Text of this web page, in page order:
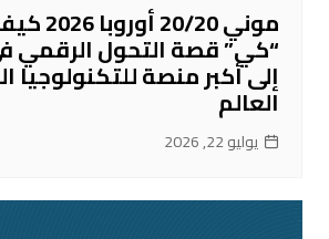
موني 20/
“كي” قصة التحول الرقمي
إلى أكبر منصة للتكنولوجيا
العالم
يوليو 22, 2026